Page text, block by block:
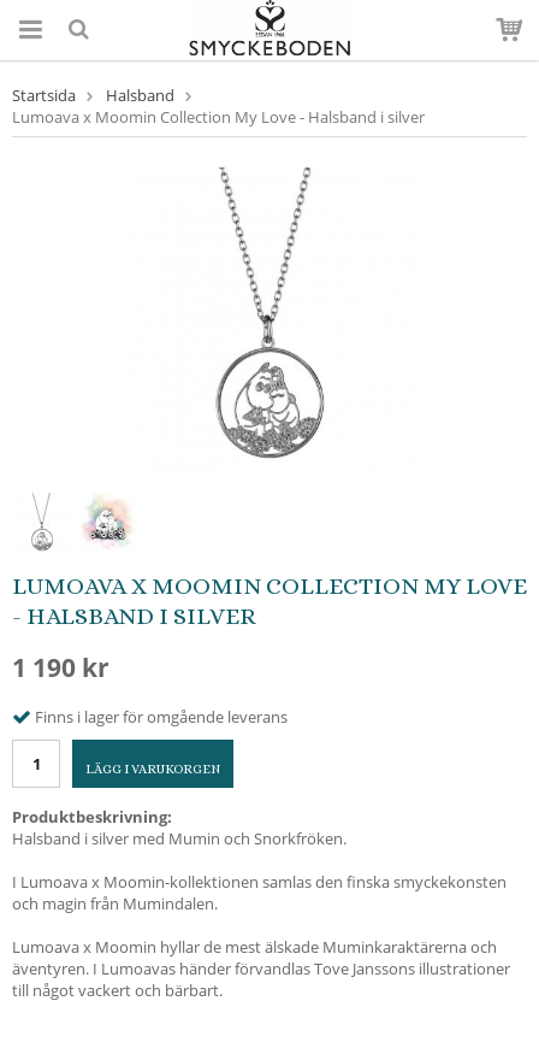
Startsida
Halsband
Lumoava x Moomin Collection My Love - Halsband i silver
LUMOAVA X MOOMIN COLLECTION MY LOVE
- HALSBAND I SILVER
1 190 kr
Finns i lager för omgående leverans
LÄGG I VARUKORGEN
Produktbeskrivning:
Halsband i silver med Mumin och Snorkfröken.
I Lumoava x Moomin-kollektionen samlas den finska smyckekonsten
och magin från Mumindalen.
Lumoava x Moomin hyllar de mest älskade Muminkaraktärerna och
äventyren. I Lumoavas händer förvandlas Tove Janssons illustrationer
till något vackert och bärbart.